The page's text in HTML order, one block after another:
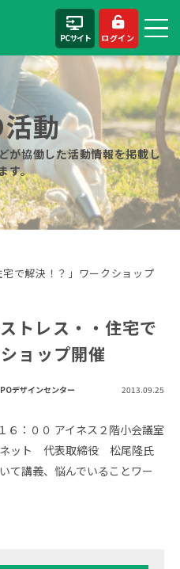
PCサイト ログイン
動
が協働した活動情報を掲載し
す。
宅で解決！？」ワークショップ
トレス・・住宅で
ョップ開催
デザインセンター 2013.09.25
６：００ アイネス２階小会議室
ネット 代表取締役 松尾隆氏
て講義、悩んでいることワー